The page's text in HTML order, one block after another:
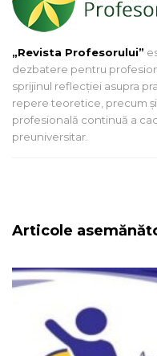
„Revista Profesorului”
dezbatere pentru
sprijinul reflecției asupra
repere teoretice, precum
profesională continuă a
preuniversitar.
Articole